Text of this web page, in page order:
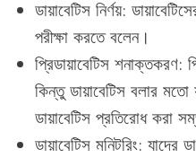
ডায়াবেটিস নির্ণয়:
পরীক্ষা করতে বলেন।
প্রিডায়াবেটিস শনাক্তকরণ:
কিন্তু ডায়াবেটিস বলার মতো
ডায়াবেটিস প্রতিরোধ করা
ডায়াবেটিস মনিটরিং: